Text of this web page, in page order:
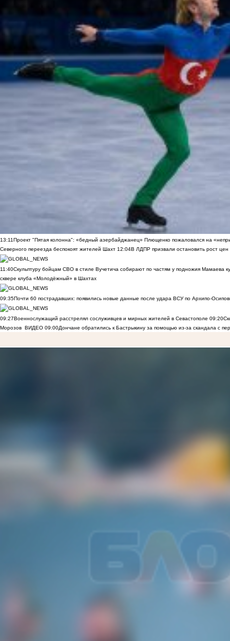
13:11Проект "Пятая колонна": «бедный азербайджанец» Плющенко пожаловался на
Северного переезда беспокоят жителей Шахт 12:04В ЛДПР призвали остановить рост цен
11:40Скульптуру бойцам СВО в стиле Вучетича собирают по частям у подножия Мамаева
сквере клуба «Молодёжный» в Шахтах
09:35Почти 60 пострадавших: появились новые данные после удара ВСУ по Архипо-
09:27Военнослужащий расстрелял сослуживцев и мирных жителей в Севастополе 09:20
Морозов
ВИДЕО 09:00Дончане обратились к Бастрыкину за помощью из-за скандала с